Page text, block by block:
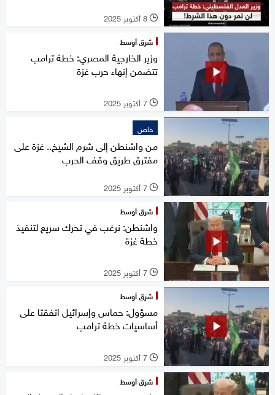
l 8 أكتوبر 2025
شرق أوسط
وزير الخارجية المصري: خطة ترامب
تتضمن إنهاء حرب غزة
l 7 أكتوبر 2025
خاص
من واشنطن إلى شرم الشيخ.. غزة على
مفترق طريق وقف الحرب
l 7 أكتوبر 2025
شرق أوسط
واشنطن: نرغب في تحرك سريع لتنفيذ
خطة غزة
l 7 أكتوبر 2025
شرق أوسط
مسؤول: حماس وإسرائيل اتفقتا على
أساسيات خطة ترامب
l 7 أكتوبر 2025
شرق أوسط